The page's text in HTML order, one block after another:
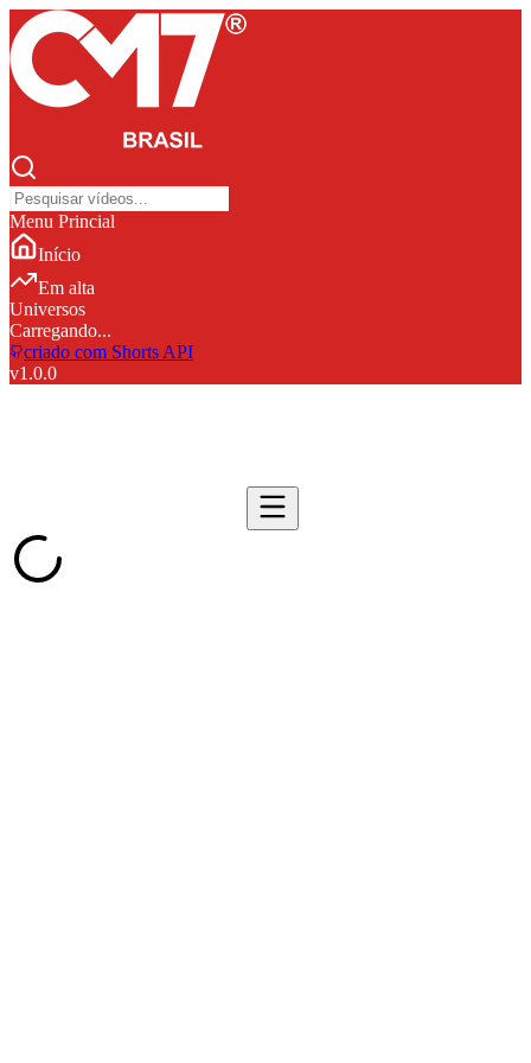
Menu Princial
Início
Em alta
Universos
Carregando...
criado com Shorts API
v1.0.0